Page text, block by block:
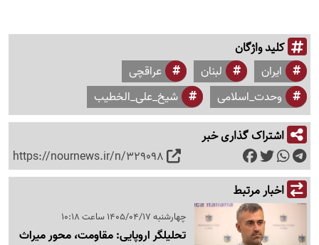
کلید واژگان
ایران لبنان
عراقچی
وحدت_اسلامی
شیخ_علی_الخطیب
اشتراک گذاری خبر
https://nournews.ir/n/329098
اخبار مرتبط
چهارشنبه 1405/04/17 ساعت 10:18
تحلیلگر اروپایی: مقاومت، محور میراث